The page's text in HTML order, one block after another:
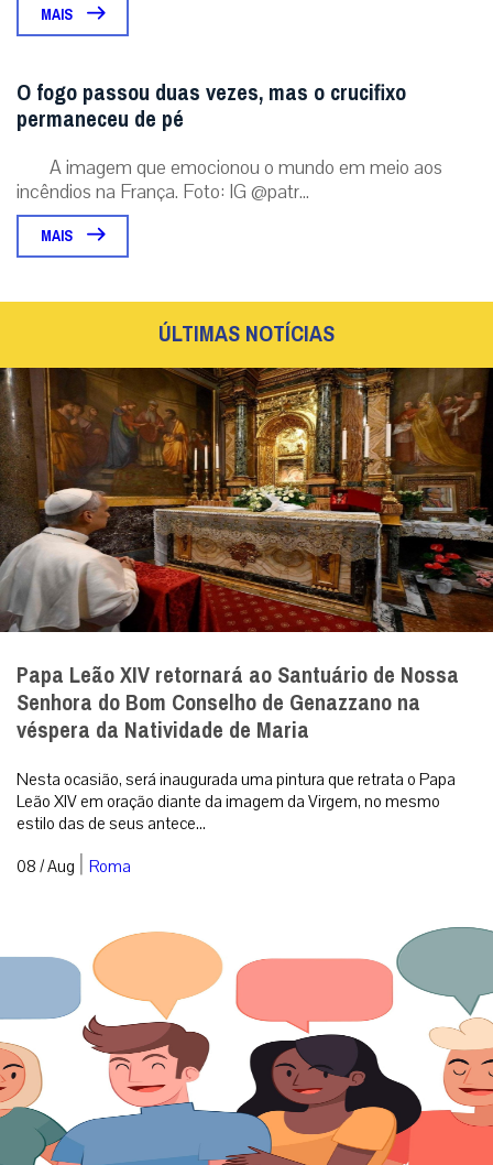
MAIS
O fogo passou duas vezes, mas o crucifixo
permaneceu de pé
A imagem que emocionou o mundo em meio aos
incêndios na França. Foto: IG @patr...
MAIS
ÚLTIMAS NOTÍCIAS
Papa Leão XIV retornará ao Santuário de Nossa
Senhora do Bom Conselho de Genazzano na
véspera da Natividade de Maria
Nesta ocasião, será inaugurada uma pintura que retrata o Papa
Leão XIV em oração diante da imagem da Virgem, no mesmo
estilo das de seus antece...
08 / Aug | Roma